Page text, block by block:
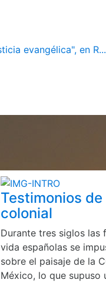
evangélica", en R...
Testimonios de
colonial
Durante tres siglos las
vida españolas se
sobre el paisaje de la
México, lo que supuso